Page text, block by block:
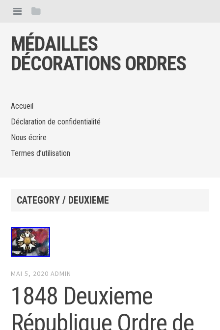
MÉDAILLES
DÉCORATIONS ORDRES
Accueil
Déclaration de confidentialité
Nous écrire
Termes d’utilisation
CATEGORY / DEUXIEME
MAI 5, 2020 ADMIN
1848 Deuxieme
République Ordre de